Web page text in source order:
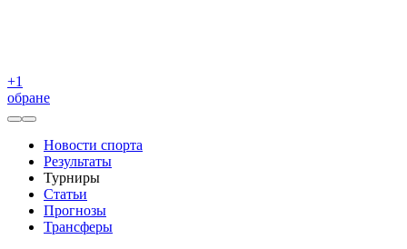
+1
обране
Новости спорта
Результаты
Турниры
Статьи
Прогнозы
Трансферы